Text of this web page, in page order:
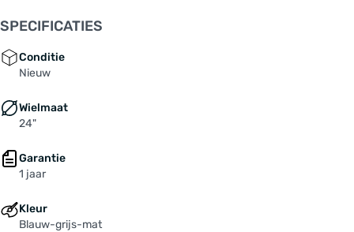
Frame: Stahl
Grepen: WESTPHAL "438"
Ketting / riemen: Kette 1/2" X 1/8" (Breite
Kettingscherm: Kunststoff 38Z , schwarz
remnaaf / SHIMANO "Nexus" 7-speed. remnaaf /
Naaf voorwiel: SHIMANO Nabendynamo
Pedalen: MARWI "811", Alu, rutschfest
SPECIFICATIES
Conditie
Nieuw
Wielmaat
24"
Garantie
1 jaar
Kleur
Blauw-grijs-mat